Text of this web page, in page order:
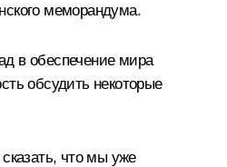
меморандума.
в обеспечение мира
обсудить некоторые
что мы уже